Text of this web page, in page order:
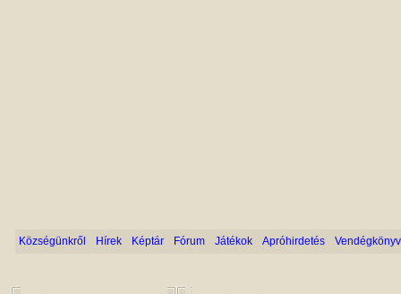
Községünkről Hírek Képtár Fórum Játékok Apróhirdetés Vendégkönyv